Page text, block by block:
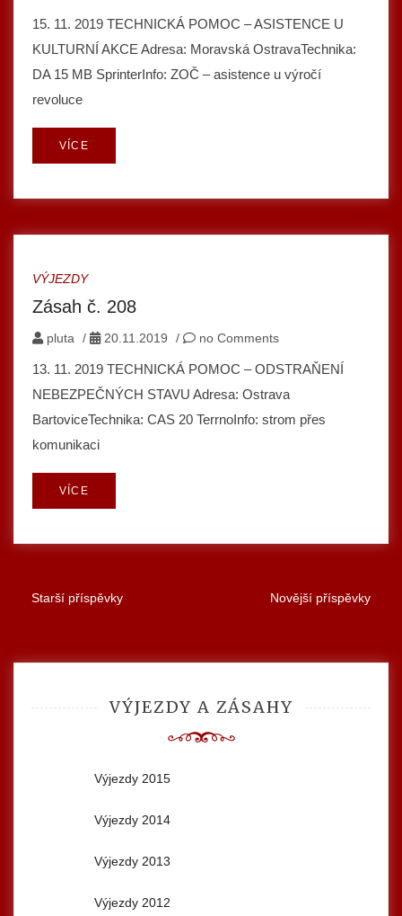
15. 11. 2019 TECHNICKÁ POMOC – ASISTENCE U
KULTURNÍ AKCE Adresa: Moravská OstravaTechnika:
DA 15 MB SprinterInfo: ZOČ – asistence u výročí
revoluce
VÍCE
VÝJEZDY
Zásah č. 208
pluta / 20.11.2019 / no Comments
13. 11. 2019 TECHNICKÁ POMOC – ODSTRAŇENÍ
NEBEZPEČNÝCH STAVU Adresa: Ostrava
BartoviceTechnika: CAS 20 TerrnoInfo: strom přes
komunikaci
VÍCE
pro
příspěvky
Starší příspěvky Novější příspěvky
VÝJEZDY A ZÁSAHY
Výjezdy 2015
Výjezdy 2014
Výjezdy 2013
Výjezdy 2012